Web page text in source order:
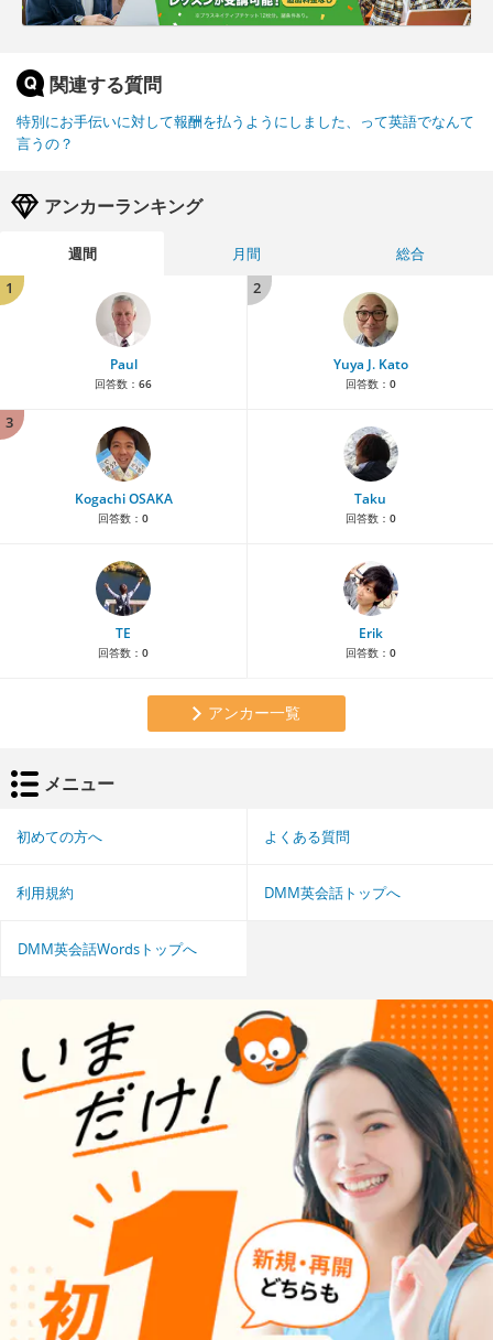
関連する質問
特別にお手伝いに対して報酬を払うようにしました、って英語でなんて
言うの？
アンカーランキング
週間 月間
総合
1
Paul
回答数： 66
2
Yuya J. Kato
回答数： 0
3
Kogachi OSAKA
回答数： 0
Taku
回答数： 0
TE
回答数： 0
Erik
回答数： 0
アンカー一覧
メニュー
初めての方へ よくある質問
利用規約 DMM英会話トップへ
DMM英会話Wordsトップへ